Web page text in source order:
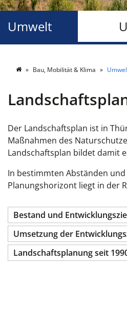
Umwelt
Bau, Mobilität & Klima
Der Landschaftsplan ist in
Maßnahmen des
Landschaftsplan bildet damit
In bestimmten Abständen
Planungshorizont liegt in der
Bestand und
Umsetzung der
Landschaftsplanung seit